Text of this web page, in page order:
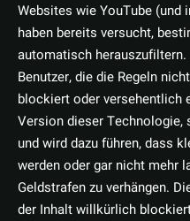
Websites wie YouTube (und
haben bereits versucht,
automatisch
Benutzer, die die Regeln
blockiert oder versehentlich
Version dieser
und wird dazu führen, dass
werden oder gar nicht mehr
Geldstrafen zu verhängen.
der Inhalt willkürlich